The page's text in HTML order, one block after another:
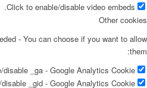
Click to enable/disable video embeds.
Other cookies
- You can choose if you want to allow
them:
_ga - Google Analytics Cookie.
_gid - Google Analytics Cookie.